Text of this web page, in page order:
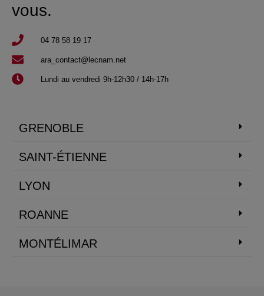
vous.
04 78 58 19 17​
ara_contact@lecnam.net
Lundi au vendredi 9h-12h30 / 14h-17h
GRENOBLE
SAINT-ÉTIENNE
LYON
ROANNE
MONTÉLIMAR